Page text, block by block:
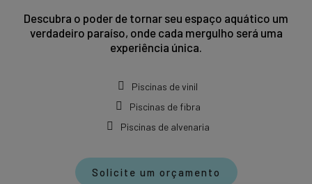
Descubra o poder de tornar seu espaço aquático um
verdadeiro paraíso, onde cada mergulho será uma
experiência única.
Piscinas de vinil
Piscinas de fibra
Piscinas de alvenaria
Solicite um orçamento